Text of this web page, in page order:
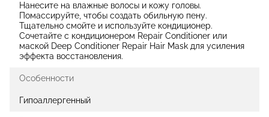
Нанесите на влажные волосы и кожу головы.
Помассируйте, чтобы создать обильную пену.
Тщательно смойте и используйте кондиционер.
Сочетайте с кондиционером Repair Conditioner или
маской Deep Conditioner Repair Hair Mask для усиления
эффекта восстановления.
Особенности
Гипоаллергенный